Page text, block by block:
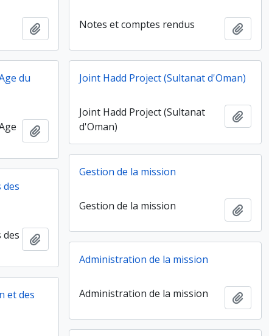
Ajouter au presse-papier
Notes et comptes rendus
du
Ajouter au presse-papier
Joint Hadd Project (Sultanat d'Oman)
Joint Hadd Project (Sultanat
d'Oman)
Gestion de la mission
Gestion de la mission
Ajouter au presse-papier
Administration de la mission
Administration de la mission
et des